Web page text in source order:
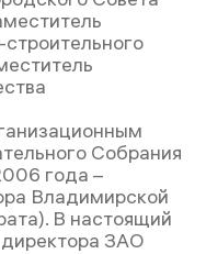
Собрания
года –
Владимирской
В настоящий
ЗАО